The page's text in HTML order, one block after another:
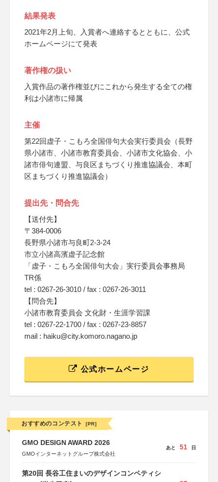
結果発表
2021年2月上旬、入賞者へ連絡するとともに、公式
ホームページにて発表
著作権の扱い
入賞作品の著作権並びにこれから発生する全ての権
利は小諸市に帰属
主催
第22回虚子・こもろ全国俳句大会実行委員会（長野
県小諸市、小諸市教育委員会、小諸市文化協会、小
諸市俳句連盟、与良区まちづくり推進協議会、本町
区まちづくり推進協議会）
提出先・問合先
【送付先】
〒384-0006
長野県小諸市与良町2-3-24
市立小諸高濱虚子記念館
「虚子・こもろ全国俳句大会」実行委員会事務局
TR係
tel : 0267-26-3010 / fax : 0267-26-3011
【問合先】
小諸市教育委員会 文化財・生涯学習課
tel : 0267-22-1700 / fax : 0267-23-8857
mail : haiku@city.komoro.nagano.jp
公式ホームページ
おすすめのコンテスト [PR]
GMO DESIGN AWARD 2026
GMOインターネットグループ株式会社
あと 51 日
第20回 長谷工住まいのデザインコンペティシ